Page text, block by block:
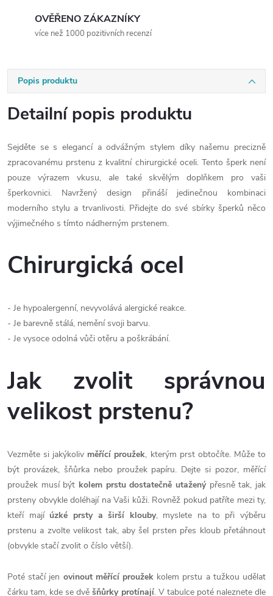
OVĚŘENO ZÁKAZNÍKY
více než 1000 pozitivních recenzí
Popis produktu
Detailní popis produktu
Sejděte se s elegancí a odvážným stylem díky našemu precizně
zpracovanému prstenu z kvalitní chirurgické oceli. Tento šperk není
pouze výrazem vkusu, ale také skvělým doplňkem pro vaši
šperkovnici. Navržený design přináší jedinečnou kombinaci
moderního stylu a trvanlivosti. Přidejte do své sbírky šperků něco
výjimečného s tímto nádherným prstenem.
Chirurgická ocel
- Je hypoalergenní, nevyvolává alergické reakce.
- Je barevně stálá, nemění svoji barvu.
- Je vysoce odolná vůči otěru a poškrábání.
Jak zvolit správnou
velikost prstenu?
Vezměte si jakýkoliv měřící proužek, kterým prst obtočíte. Může to
být provázek, šňůrka nebo proužek papíru. Dejte si pozor, měřící
proužek musí být kolem prstu dostatečně utaženýpřesně tak, jak
prsteny obvykle doléhají na Vaši kůži. Rovněž pokud patříte mezi ty,
kteří mají úzké prsty a širší klouby, myslete na to při výběru
prstenu a zvolte velikost tak, aby šel prsten přes kloub přetáhnout
(obvykle stačí zvolit o číslo větší).
Poté stačí jen ovinout měřící proužek kolem prstu a tužkou udělat
čárku tam, kde se dvěšňůrky protínají. V tabulce poté naleznete dle